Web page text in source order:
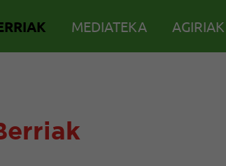
MEDIATEKA AGIRIAK